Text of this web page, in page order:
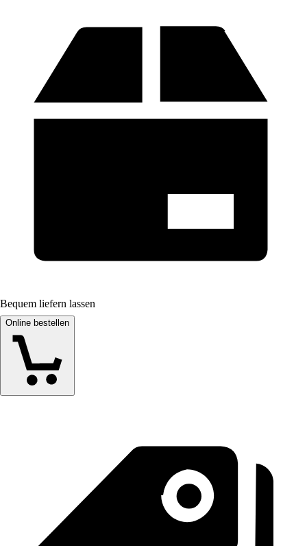
Bequem liefern lassen
Online bestellen